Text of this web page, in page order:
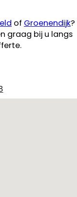
of Groenendijk?
graag bij u langs